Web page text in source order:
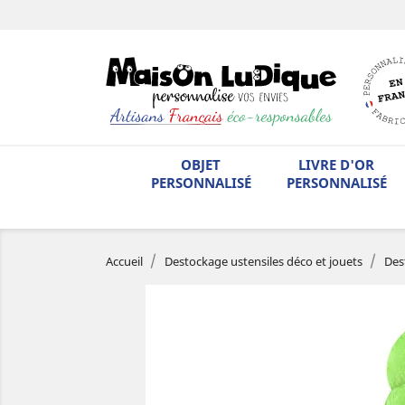
OBJET
PERSONNALISÉ
LIVRE D'OR
PERSONNALISÉ
Accueil Destockage ustensiles déco et jouets